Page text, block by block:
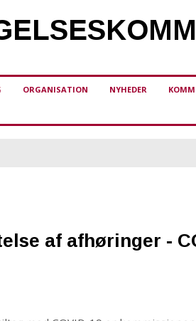
ORGANISATION NYHEDER
af afhøringer -